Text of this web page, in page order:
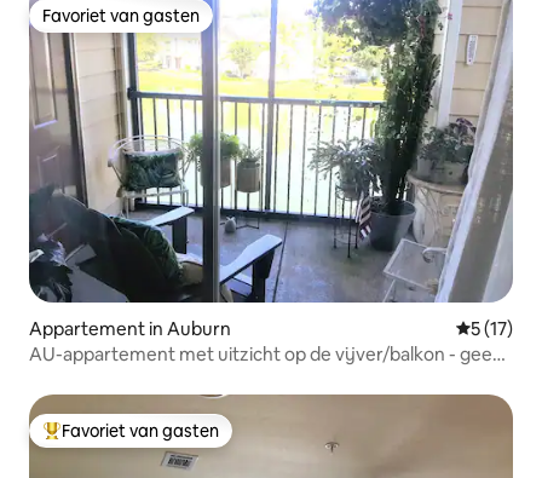
Favoriet van gasten
Favoriet van gasten
Appartement in Auburn
5 (17)
AU-appartement met uitzicht op de vijver/balkon - geen
Topfavoriet van gasten
Favoriet van gasten